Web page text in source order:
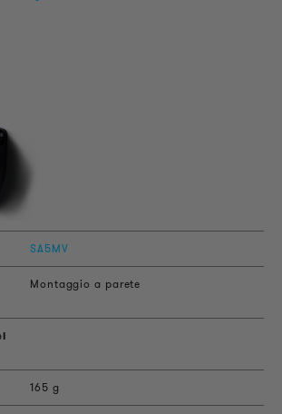
SA5MV
Montaggio a parete
165 g